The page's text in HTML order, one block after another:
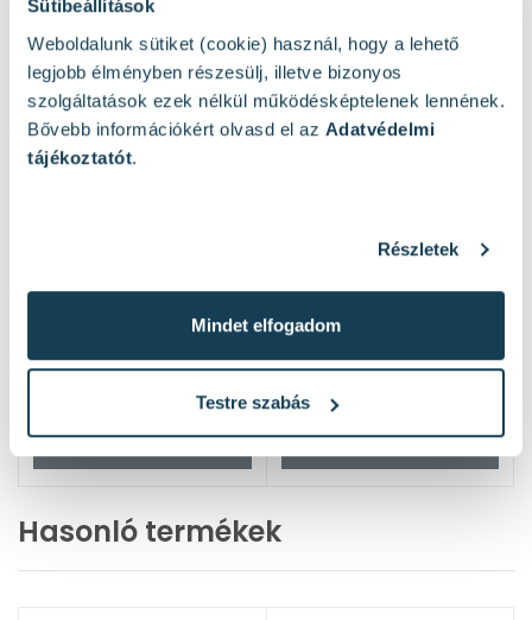
Sütibeállítások
Weboldalunk sütiket (cookie) használ, hogy a lehető
legjobb élményben részesülj, illetve bizonyos
szolgáltatások ezek nélkül működésképtelenek lennének.
Bővebb információkért olvasd el az Adatvédelmi
tájékoztatót.
Részletek
Mindet elfogadom
Testre szabás
Hasonló termékek